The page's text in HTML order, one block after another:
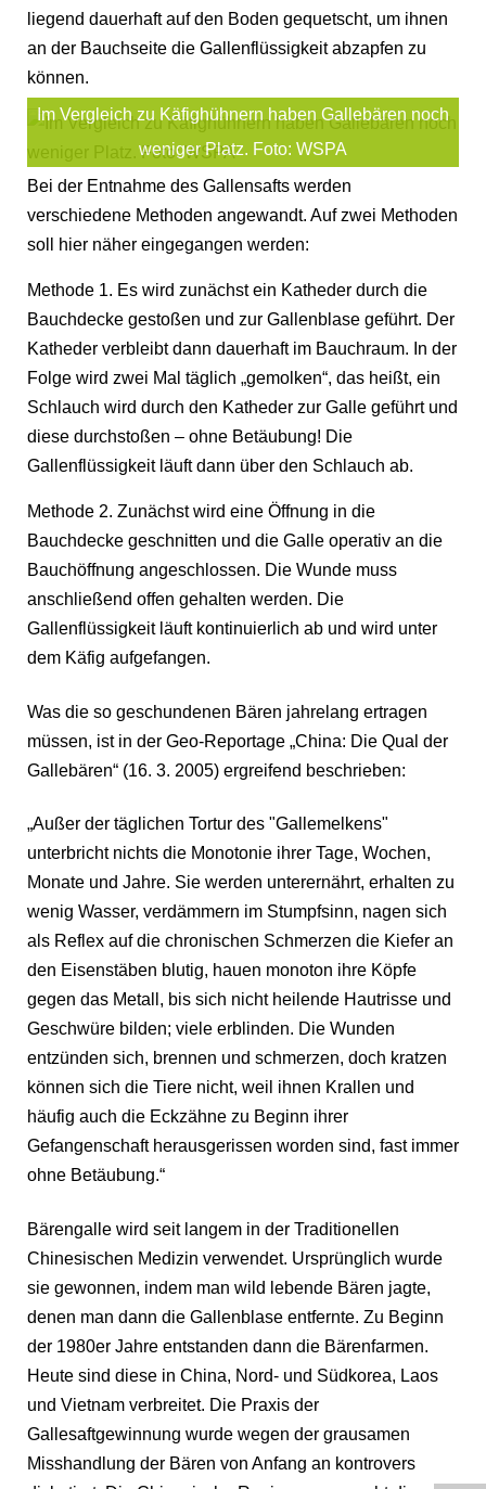
liegend dauerhaft auf den Boden gequetscht, um ihnen
an der Bauchseite die Gallenflüssigkeit abzapfen zu
können.
Im Vergleich zu Käfighühnern haben Gallebären noch
weniger Platz. Foto: WSPA
Bei der Entnahme des Gallensafts werden
verschiedene Methoden angewandt. Auf zwei Methoden
soll hier näher eingegangen werden:
Methode 1. Es wird zunächst ein Katheder durch die
Bauchdecke gestoßen und zur Gallenblase geführt. Der
Katheder verbleibt dann dauerhaft im Bauchraum. In der
Folge wird zwei Mal täglich „gemolken“, das heißt, ein
Schlauch wird durch den Katheder zur Galle geführt und
diese durchstoßen – ohne Betäubung! Die
Gallenflüssigkeit läuft dann über den Schlauch ab.
Methode 2. Zunächst wird eine Öffnung in die
Bauchdecke geschnitten und die Galle operativ an die
Bauchöffnung angeschlossen. Die Wunde muss
anschließend offen gehalten werden. Die
Gallenflüssigkeit läuft kontinuierlich ab und wird unter
dem Käfig aufgefangen.
Was die so geschundenen Bären jahrelang ertragen
müssen, ist in der Geo-Reportage „China: Die Qual der
Gallebären“ (16. 3. 2005) ergreifend beschrieben:
„Außer der täglichen Tortur des "Gallemelkens"
unterbricht nichts die Monotonie ihrer Tage, Wochen,
Monate und Jahre. Sie werden unterernährt, erhalten zu
wenig Wasser, verdämmern im Stumpfsinn, nagen sich
als Reflex auf die chronischen Schmerzen die Kiefer an
den Eisenstäben blutig, hauen monoton ihre Köpfe
gegen das Metall, bis sich nicht heilende Hautrisse und
Geschwüre bilden; viele erblinden. Die Wunden
entzünden sich, brennen und schmerzen, doch kratzen
können sich die Tiere nicht, weil ihnen Krallen und
häufig auch die Eckzähne zu Beginn ihrer
Gefangenschaft herausgerissen worden sind, fast immer
ohne Betäubung.“
Bärengalle wird seit langem in der Traditionellen
Chinesischen Medizin verwendet. Ursprünglich wurde
sie gewonnen, indem man wild lebende Bären jagte,
denen man dann die Gallenblase entfernte. Zu Beginn
der 1980er Jahre entstanden dann die Bärenfarmen.
Heute sind diese in China, Nord- und Südkorea, Laos
und Vietnam verbreitet. Die Praxis der
Gallesaftgewinnung wurde wegen der grausamen
Misshandlung der Bären von Anfang an kontrovers